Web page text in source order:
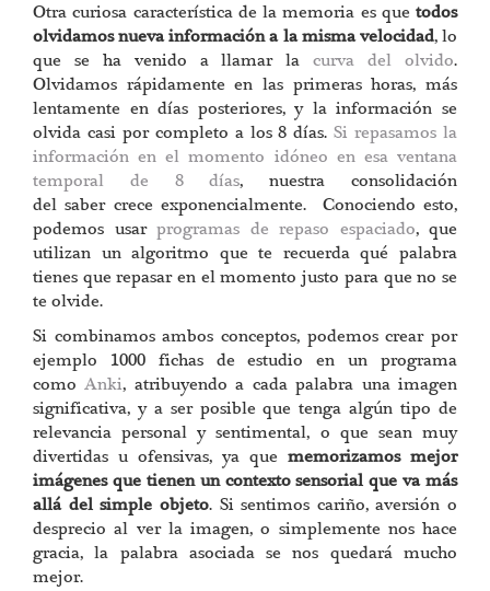
Otra curiosa característica de la memoria es que todos
olvidamos nueva información a la misma velocidad, lo
que se ha venido a llamar lacurva del olvido.
Olvidamos rápidamente en las primeras horas, más
lentamente en días posteriores, y la información se
olvida casi por completo a los 8 días.Si repasamos la
información en el momento idóneo en esa ventana
temporal de 8 días, nuestra consolidación
del saber crece exponencialmente. Conociendo esto,
podemos usar programas de repaso espaciado, que
utilizan un algoritmo que te recuerda qué palabra
tienes que repasar en el momento justo para que no se
te olvide.
Si combinamos ambos conceptos, podemos crear por
ejemplo 1000 fichas de estudio en un programa
comoAnki, atribuyendo a cada palabra una imagen
significativa, y a ser posible que tenga algún tipo de
relevancia personal y sentimental, o que sean muy
divertidas u ofensivas, ya que memorizamos mejor
imágenes que tienen un contexto sensorial que va más
allá del simple objeto. Si sentimos cariño, aversión o
desprecio al ver la imagen, o simplemente nos hace
gracia, la palabra asociada se nos quedará mucho
mejor.